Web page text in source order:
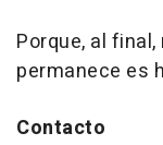
Porque, al
permanece es
Contacto